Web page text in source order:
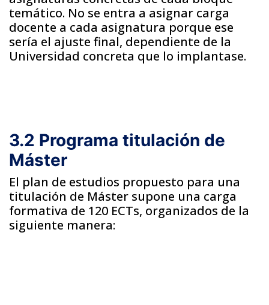
temático. No se entra a asignar carga
docente a cada asignatura porque ese
sería el ajuste final, dependiente de la
Universidad concreta que lo implantase.
3.2 Programa titulación de
Máster
El plan de estudios propuesto para una
titulación de Máster supone una carga
formativa de 120 ECTs, organizados de la
siguiente manera: